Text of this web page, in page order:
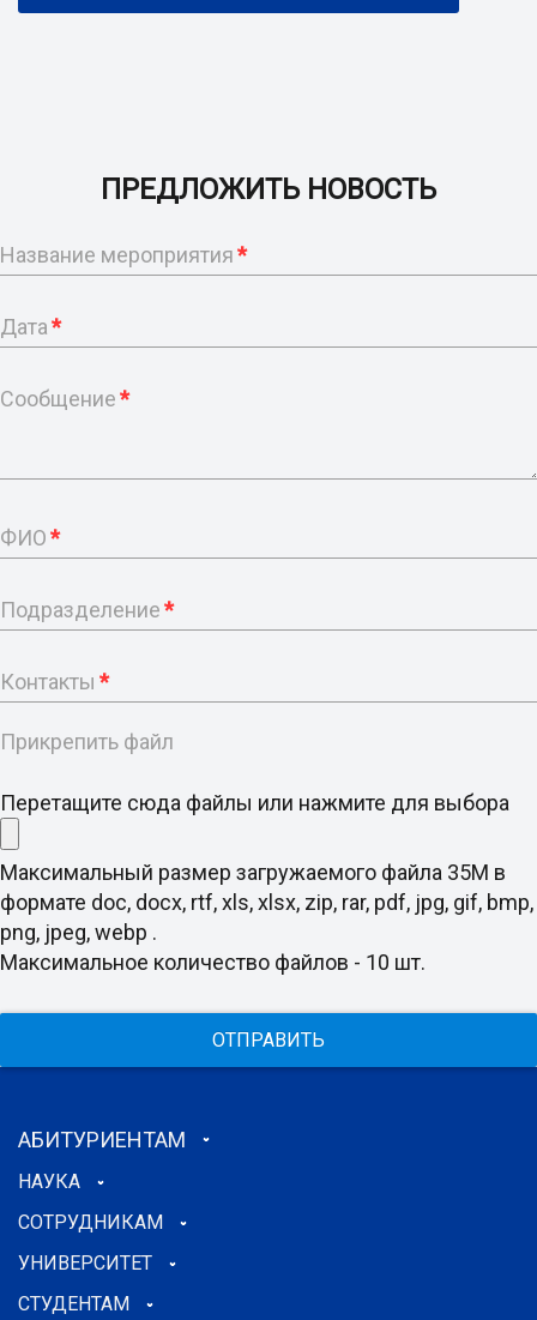
ПРЕДЛОЖИТЬ НОВОСТЬ
Название мероприятия*
Дата*
Сообщение*
ФИО*
Подразделение*
Контакты *
Прикрепить файл
Перетащите сюда файлы или нажмите для выбора
Максимальный размер загружаемого файла 35M в
формате doc, docx, rtf, xls, xlsx, zip, rar, pdf, jpg, gif, bmp,
png, jpeg, webp .
Максимальное количество файлов - 10 шт.
ОТПРАВИТЬ
АБИТУРИЕНТАМ
НАУКА
СОТРУДНИКАМ
УНИВЕРСИТЕТ
СТУДЕНТАМ